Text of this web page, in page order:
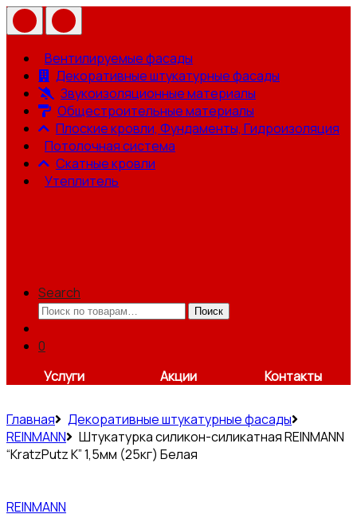
Вентилируемые фасады
Декоративные штукатурные фасады
Звукоизоляционные материалы
Общестроительные материалы
Плоские кровли, Фундаменты, Гидроизоляция
Потолочная система
Скатные кровли
Утеплитель
Search
Искать:
Поиск
0
Услуги
Акции Контакты
Главная
Декоративные штукатурные фасады
REINMANN
Штукатурка силикон-силикатная REINMANN
“KratzPutz K” 1,5мм (25кг) Белая
REINMANN